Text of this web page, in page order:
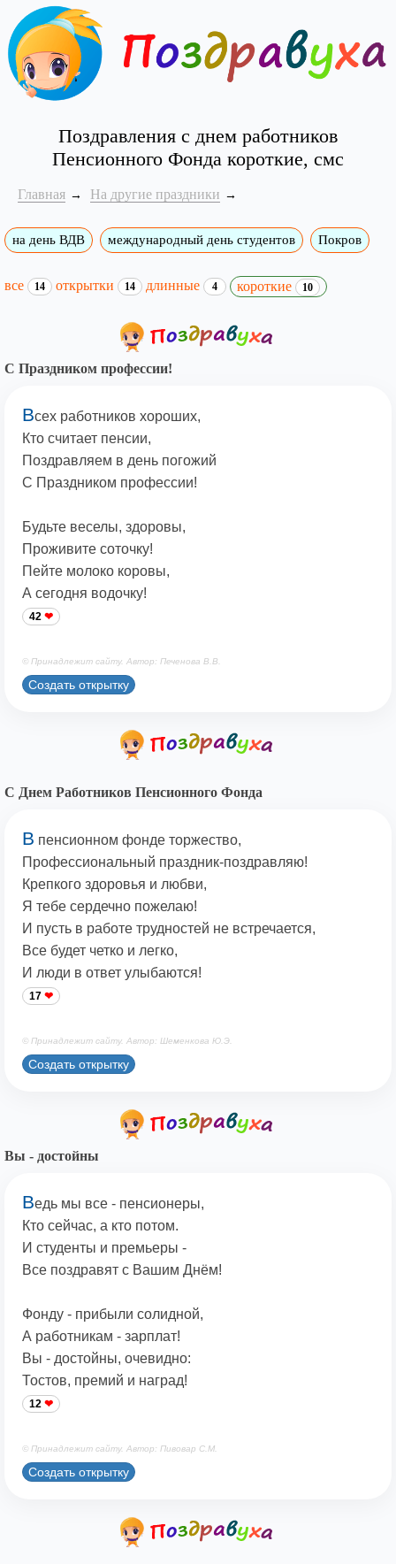
Поздравления с днем работников
Пенсионного Фонда короткие, смс
Главная На другие праздники
на день ВДВ международный день студентов Покров
все 14 открытки 14 длинные 4 короткие 10
С Праздником профессии!
Всех работников хороших,
Кто считает пенсии,
Поздравляем в день погожий
С Праздником профессии!
Будьте веселы, здоровы,
Проживите соточку!
Пейте молоко коровы,
А сегодня водочку!
42
© Принадлежит сайту. Автор: Печенова В.В.
Создать открытку
С Днем Работников Пенсионного Фонда
В пенсионном фонде торжество,
Профессиональный праздник-поздравляю!
Крепкого здоровья и любви,
Я тебе сердечно пожелаю!
И пусть в работе трудностей не встречается,
Все будет четко и легко,
И люди в ответ улыбаются!
17
© Принадлежит сайту. Автор: Шеменкова Ю.Э.
Создать открытку
Вы - достойны
Ведь мы все - пенсионеры,
Кто сейчас, а кто потом.
И студенты и премьеры -
Все поздравят с Вашим Днём!
Фонду - прибыли солидной,
А работникам - зарплат!
Вы - достойны, очевидно:
Тостов, премий и наград!
12
© Принадлежит сайту. Автор: Пивовар С.М.
Создать открытку